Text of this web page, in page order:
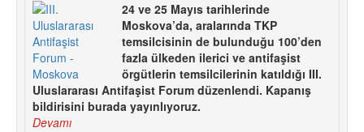
24 ve 25 Mayıs tarihlerinde
Moskova’da, aralarında TKP
temsilcisinin de bulunduğu 100’den
fazla ülkeden ilerici ve antifaşist
örgütlerin temsilcilerinin katıldığı III.
Uluslararası Antifaşist Forum düzenlendi. Kapanış
bildirisini burada yayınlıyoruz.
Devamı